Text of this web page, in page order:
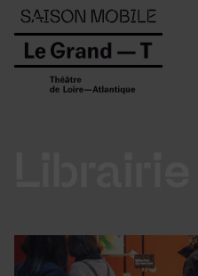
Panneau de gestion des cookies